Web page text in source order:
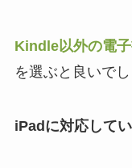
Kindle以外の電
を選ぶと良いでし
iPadに対応して